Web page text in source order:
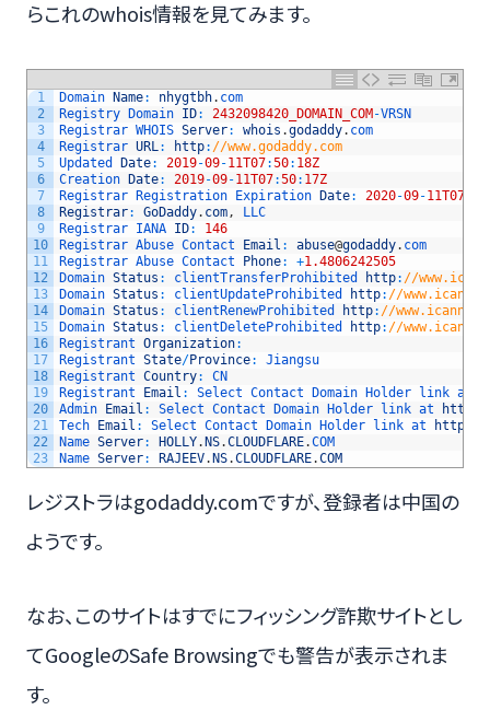
らこれのwhois情報を見てみます。
1
2
3
4
5
6
7
8
9
10
11
12
13
14
15
16
17
18
19
20
21
22
23
Domain Name: nhygtbh. com
Registry Domain ID: 2432098420_DOMAIN_COM-VRSN
Registrar WHOIS Server: whois .godaddy. com
Registrar URL : http: //www.godaddy.com
Updated Date: 2019-09-11T07:50: 18Z
Creation Date: 2019-09-11T07:50: 17Z
Registrar Registration Expiration Date: 2020-09-11T07
Registrar: GoDaddy. com ,
LLC
Registrar IANA ID:
146
Registrar Abuse Contact Email : abuse@godaddy. com
Registrar Abuse Contact Phone: +1.4806242505
Domain Status : clientTransferProhibited http: //
Domain Status : clientUpdateProhibited http: //
Domain Status : clientRenewProhibited http: //
Domain Status : clientDeleteProhibited http: //
Registrant Organization:
Registrant State/Province:
Jiangsu
Registrant Country:
CN
Registrant Email : Select Contact Domain Holder link at
Admin Email : Select Contact Domain Holder link at https
Tech Email : Select Contact Domain Holder link at https
Name Server: HOLLY.NS.CLOUDFLARE.COM
Name Server: RAJEEV.NS.CLOUDFLARE.COM
レジストラはgodaddy.comですが、登録者は中国の
ようです。
なお、このサイトはすでにフィッシング詐欺サイトとし
てGoogleのSafe Browsingでも警告が表示されま
す。